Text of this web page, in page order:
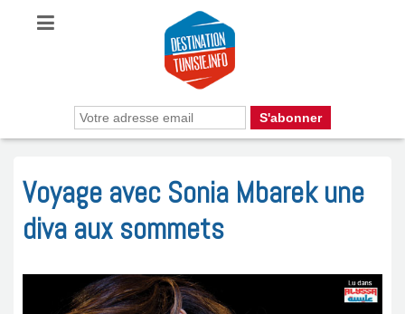
Voyage avec Sonia Mbarek une
diva aux sommets